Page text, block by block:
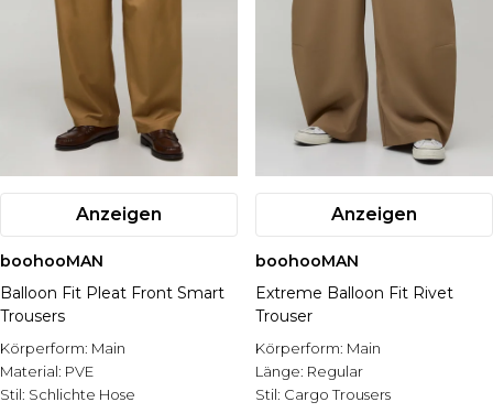
Anzeigen
boohooMAN
Balloon Fit Pleat Front Smart
Trousers
Körperform: Main
Material: PVE
Stil: Schlichte Hose
Anzeigen
boohooMAN
Extreme Balloon Fit Rivet
Trouser
Körperform: Main
Länge: Regular
Stil: Cargo Trousers